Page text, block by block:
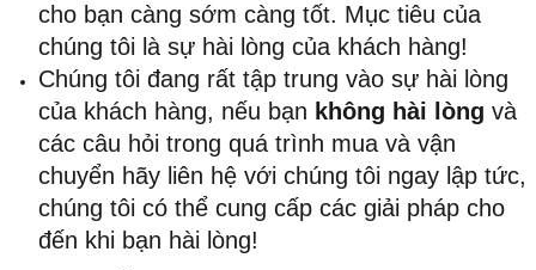
cho bạn càng sớm càng tốt. Mục tiêu của
chúng tôi là sự hài lòng của khách hàng!
Chúng tôi đang rất tập trung vào sự hài lòng
của khách hàng, nếu bạn không hài lòng và
các câu hỏi trong quá trình mua và vận
chuyển hãy liên hệ với chúng tôi ngay lập tức,
chúng tôi có thể cung cấp các giải pháp cho
đến khi bạn hài lòng!